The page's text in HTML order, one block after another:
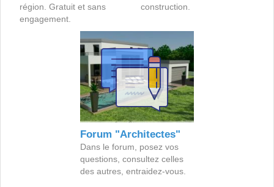
région. Gratuit et sans
engagement.
construction.
Forum "Architectes"
Dans le forum, posez vos
questions, consultez celles
des autres, entraidez-vous.